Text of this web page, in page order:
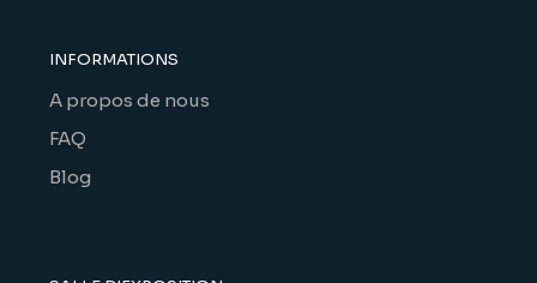
INFORMATIONS
A propos de nous
FAQ
Blog